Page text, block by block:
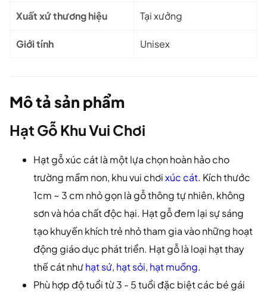
Xuất xứ thương hiệu Tại xưởng
Giới tính Unisex
Mô tả sản phẩm
Hạt Gỗ Khu Vui Chơi
Hạt gỗ xúc cát là một lựa chọn hoàn hảo cho
trường mầm non, khu vui chơixúc cát. Kích thước
1cm ~ 3 cm nhỏ gọn là gỗ thông tự nhiên, không
sơn và hóa chất độc hại. Hạt gỗ đem lại sự sáng
tạo khuyến khích trẻ nhỏ tham gia vào những hoạt
động giáo dục phát triển. Hạt gỗ là loại hạt thay
thế cát nhưhạt sứ, hạt sỏi, hạt muồng.
Phù hợp độ tuổi từ 3 - 5 tuổi đặc biệt các bé gái